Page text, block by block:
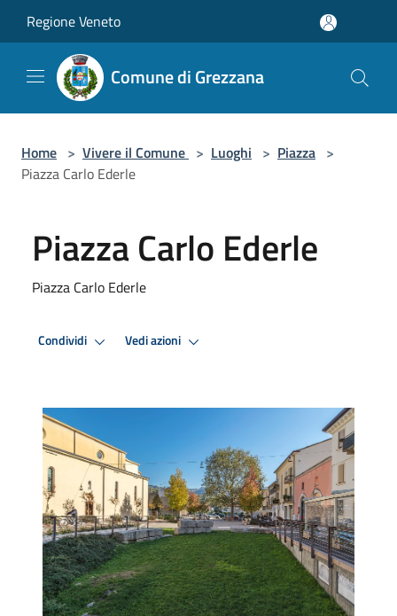
Regione Veneto
Comune di Grezzana
Home > Vivere il Comune > Luoghi > Piazza >
Piazza Carlo Ederle
Piazza Carlo Ederle
Piazza Carlo Ederle
Condividi Vedi azioni